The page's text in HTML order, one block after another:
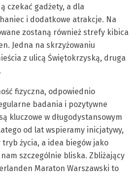
czekać gadżety, a dla
i dodatkowe atrakcje. Na
zostaną również strefy kibica
Jedna na skrzyżowaniu
z ulicą Świętokrzyską, druga
fizyczna, odpowiednio
badania i pozytywne
kluczowe w długodystansowym
od lat wspieramy inicjatywy,
życia, a idea biegów jako
szczególnie bliska. Zbliżający
Maraton Warszawski to